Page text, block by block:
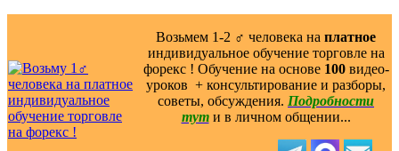
Возьмем 1-2 ‍♂️ человека на платное
индивидуальное обучение торговле на
форекс ! Обучение на основе 100видео-
уроков ️ + консультирование и разборы,
советы, обсуждения. Подробности
тут и в личном общении...